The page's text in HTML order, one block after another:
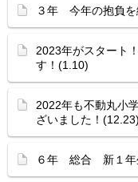
３年 今年の抱負
2023年がスタート
す！(1.10)
2022年も不動丸小
ざいました！(12.23)
６年 総合 新１年